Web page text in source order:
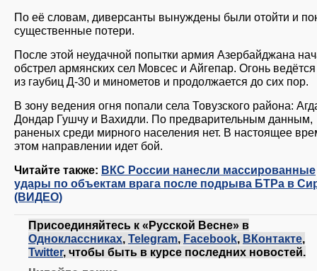
По её словам, диверсанты вынуждены были отойти и
существенные потери.
После этой неудачной попытки армия Азербайджана
обстрел армянских сел Мовсес и Айгепар. Огонь ведётся
из гаубиц Д-30 и минометов и продолжается до сих пор.
В зону ведения огня попали села Товузского района:
Дондар Гушчу и Вахидли. По предварительным данным,
раненых среди мирного населения нет. В настоящее
этом направлении идет бой.
Читайте также: ВКС России нанесли массированные
удары по объектам врага после подрыва БТРа в
(ВИДЕО)
Присоединяйтесь к «Русской Весне» в
Одноклассниках, Telegram, Facebook, ВКонтакте,
Twitter, чтобы быть в курсе последних новостей.